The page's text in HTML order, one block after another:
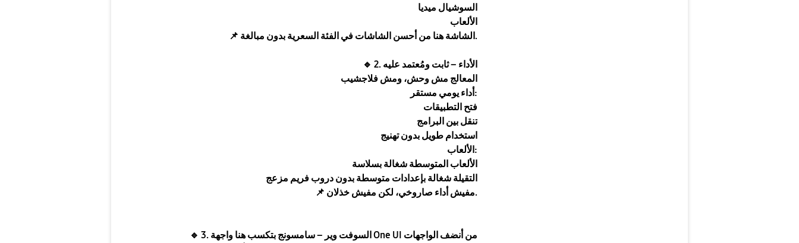
السوشيال ميديا
الألعاب
📌
الشاشة هنا من أحسن الشاشات في الفئة السعرية بدون مبالغة.
🔹
2. الأداء – ثابت ومُعتمد عليه
المعالج مش وحش، ومش فلاجشيب
أداء يومي مستقر:
فتح التطبيقات
تنقل بين البرامج
استخدام طويل بدون تهنيج
الألعاب:
الألعاب المتوسطة شغالة بسلاسة
التقيلة شغالة بإعدادات متوسطة بدون دروب فريم مزعج
📌
مفيش أداء صاروخي، لكن مفيش خذلان.
🔹 3. السوفت وير – سامسونج بتكسب هنا واجهة One UI من أنضف الواجهات